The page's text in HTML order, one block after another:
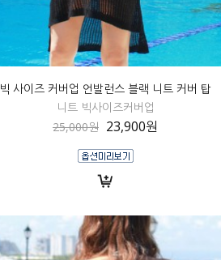
빅 사이즈 커버업 언발런스 블랙 니트 커버 탑
니트 빅사이즈커버업
25,000원 23,900원